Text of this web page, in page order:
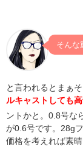
そんな
と言われるとまぁ
ルキャストしても
ントかと。0.8号な
が0.6号です。28g
価格を考えれば素晴